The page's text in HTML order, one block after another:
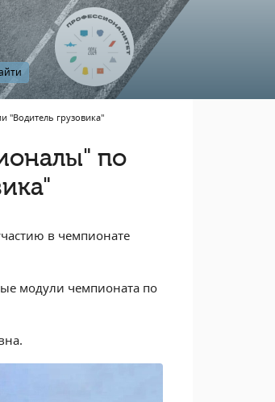
"Водитель грузовика"
по
в чемпионате
модули чемпионата по